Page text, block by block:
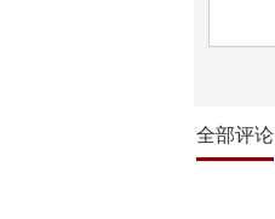
全部评论